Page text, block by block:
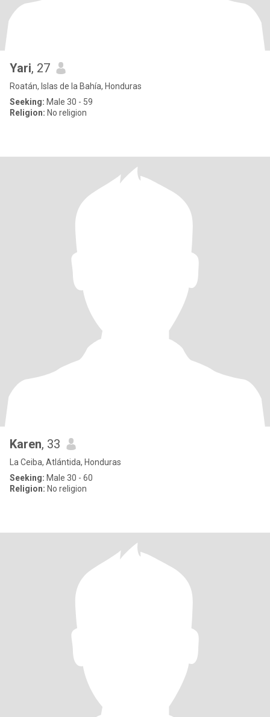
Yari, 27
Roatán, Islas de la Bahía, Honduras
Seeking: Male 30 - 59
Religion: No religion
Karen, 33
La Ceiba, Atlántida, Honduras
Seeking: Male 30 - 60
Religion: No religion